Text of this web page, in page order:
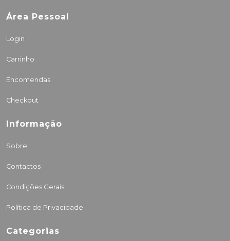
Área Pessoal
Login
Carrinho
Encomendas
Checkout
Informação
Sobre
Contactos
Condições Gerais
Política de Privacidade
Categorias